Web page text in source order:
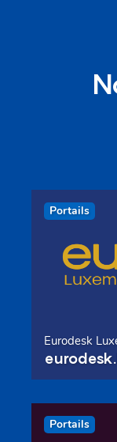
Portails
Eurodesk
Portails